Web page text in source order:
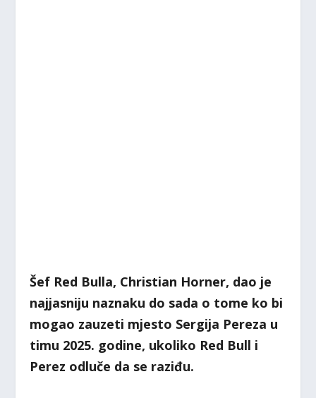
Šef Red Bulla, Christian Horner, dao je
najjasniju naznaku do sada o tome ko bi
mogao zauzeti mjesto Sergija Pereza u
timu 2025. godine, ukoliko Red Bull i
Perez odluče da se raziđu.